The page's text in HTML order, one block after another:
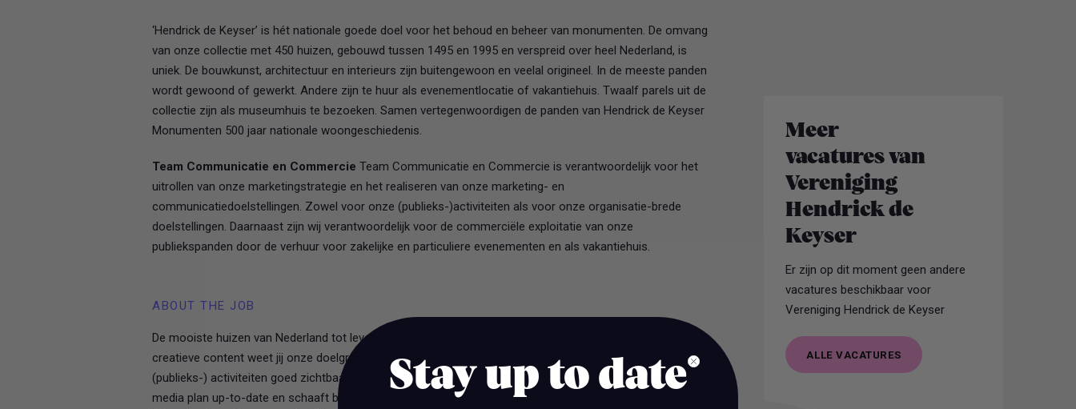
‘Hendrick de Keyser’ is hét nationale goede doel voor het behoud en beheer van monumenten. De omvang
van onze collectie met 450 huizen, gebouwd tussen 1495 en 1995 en verspreid over heel Nederland, is
uniek. De bouwkunst, architectuur en interieurs zijn buitengewoon en veelal origineel. In de meeste panden
wordt gewoond of gewerkt. Andere zijn te huur als evenementlocatie of vakantiehuis. Twaalf parels uit de
collectie zijn als museumhuis te bezoeken. Samen vertegenwoordigen de panden van Hendrick de Keyser
Monumenten 500 jaar nationale woongeschiedenis.
Team Communicatie en Commercie Team Communicatie en Commercie is verantwoordelijk voor het
uitrollen van onze marketingstrategie en het realiseren van onze marketing- en
communicatiedoelstellingen. Zowel voor onze (publieks-)activiteiten als voor onze organisatie-brede
doelstellingen. Daarnaast zijn wij verantwoordelijk voor de commerciële exploitatie van onze
publiekspanden door de verhuur voor zakelijke en particuliere evenementen en als vakantiehuis.
ABOUT THE JOB
De mooiste huizen van Nederland tot leven laten komen op social media, daar ga jij voor zorgen! Met
creatieve content weet jij onze doelgroep te enthousiasmeren over onze huizen en ons werk, en alle
(publieks-) activiteiten goed zichtbaar te maken. Geen dag is hetzelfde. Je houdt het bestaande social
media plan up-to-date en schaaft bij waar nodig, bedenkt online campagnes, gaat naar de meest
Meer
vacatures van
Vereniging
Hendrick de
Keyser
Er zijn op dit moment geen andere
vacatures beschikbaar voor
Vereniging Hendrick de Keyser
ALLE VACATURES
Stay up to date